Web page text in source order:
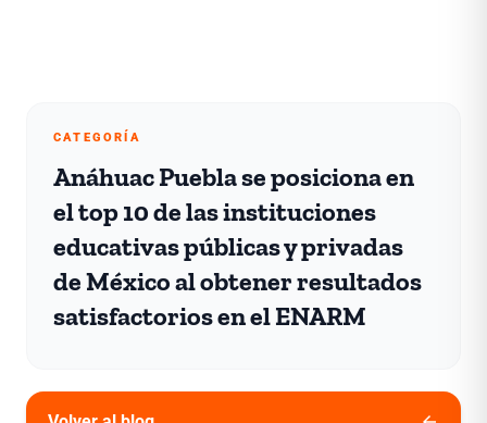
CATEGORÍA
Anáhuac Puebla se posiciona en
el top 10 de las instituciones
educativas públicas y privadas
de México al obtener resultados
satisfactorios en el ENARM